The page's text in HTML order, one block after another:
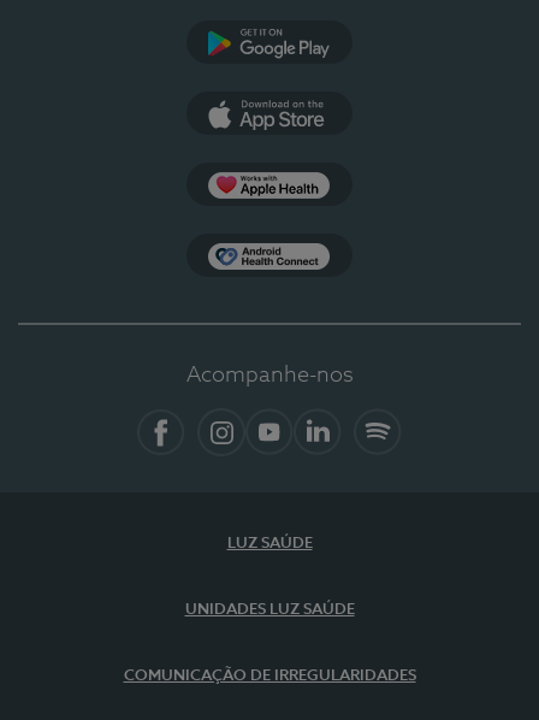
Acompanhe-nos
LUZ SAÚDE
UNIDADES LUZ SAÚDE
COMUNICAÇÃO DE IRREGULARIDADES